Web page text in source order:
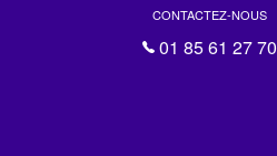
CONTACTEZ-NOUS
01 85 61 27 70